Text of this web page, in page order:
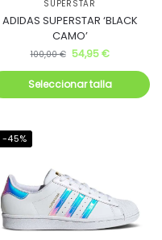
SUPERSTAR
ADIDAS SUPERSTAR ‘BLACK
CAMO’
100,00€ 54,95€
Seleccionar talla
-45%